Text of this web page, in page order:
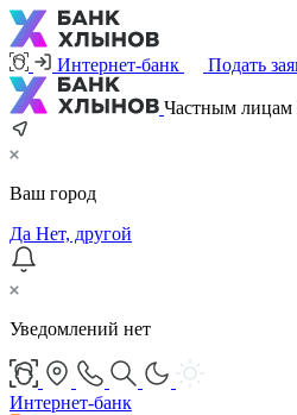
Интернет-банк Подать
Частным лицам
Ваш город
Да Нет, другой
Уведомлений нет
Интернет-банк